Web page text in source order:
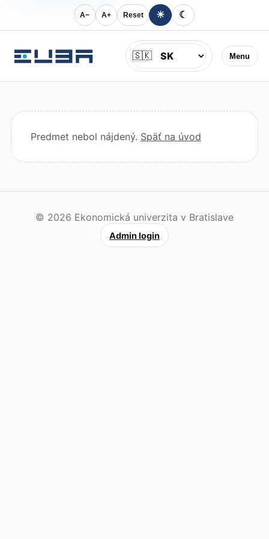
A− A+ Reset ☀ ☾
Menu
Jazyk
🇸🇰
Predmet nebol nájdený. Späť na úvod
© 2026 Ekonomická univerzita v Bratislave
Admin login